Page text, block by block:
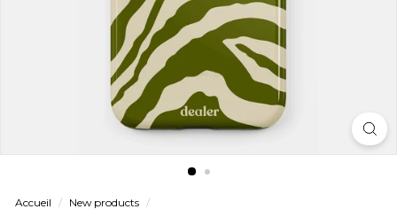
Accueil / New products /